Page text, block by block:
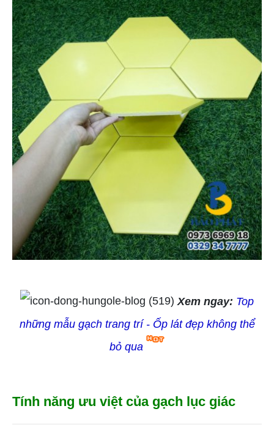
Xem ngay: Top
những mẫu gạch trang trí - Ốp lát đẹp không thể
bỏ qua
Tính năng ưu việt của gạch lục giác